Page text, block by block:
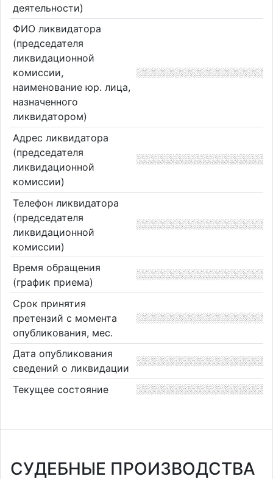
деятельности)
ФИО ликвидатора
(председателя
ликвидационной
комиссии,
наименование юр. лица,
назначенного
ликвидатором)
Адрес ликвидатора
(председателя
ликвидационной
комиссии)
Телефон ликвидатора
(председателя
ликвидационной
комиссии)
Время обращения
(график приема)
Срок принятия
претензий с момента
опубликования, мес.
Дата опубликования
сведений о ликвидации
Текущее состояние
СУДЕБНЫЕ ПРОИЗВОДСТВА